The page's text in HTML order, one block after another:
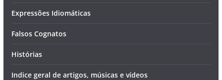
Expressões Idiomáticas
Falsos Cognatos
Histórias
Indice geral de artigos, músicas e vídeos